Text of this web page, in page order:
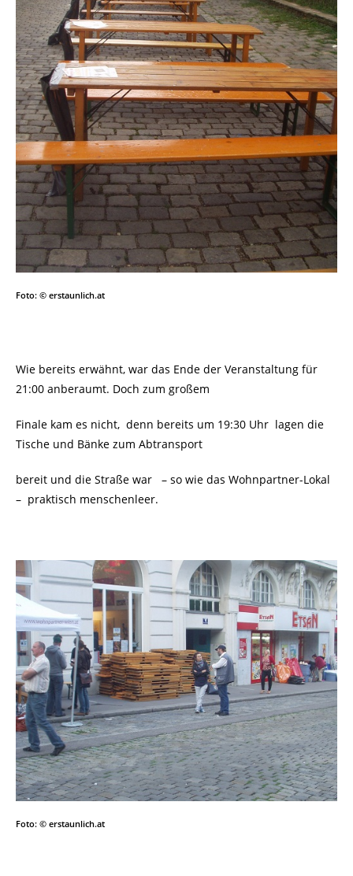
Foto: © erstaunlich.at
Wie bereits erwähnt, war das Ende der Veranstaltung für
21:00 anberaumt. Doch zum großem
Finale kam es nicht, denn bereits um 19:30 Uhr lagen die
Tische und Bänke zum Abtransport
bereit und die Straße war
– so wie das Wohnpartner-Lokal
– praktisch menschenleer.
Foto: © erstaunlich.at